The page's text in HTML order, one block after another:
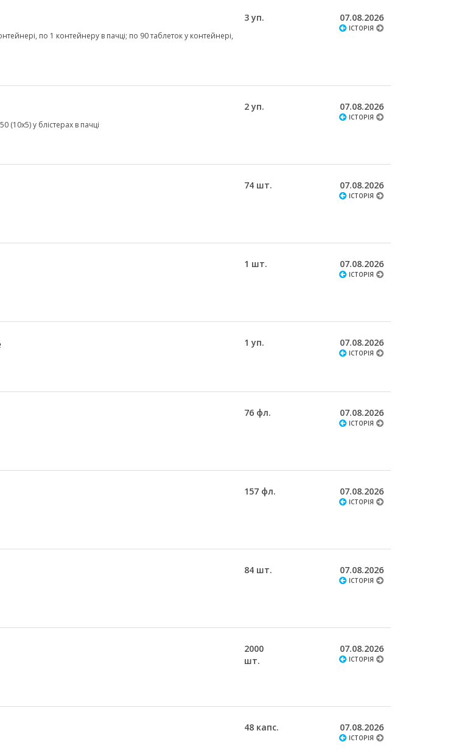
по 1 контейнеру в пачці; по 90 таблеток у контейнері,
3 уп. 07.08.2026
ІСТОРІЯ
(10х5) у блістерах в пачці
2 уп. 07.08.2026
ІСТОРІЯ
74 шт. 07.08.2026
ІСТОРІЯ
1 шт. 07.08.2026
ІСТОРІЯ
1 уп. 07.08.2026
ІСТОРІЯ
76 фл. 07.08.2026
ІСТОРІЯ
157 фл. 07.08.2026
ІСТОРІЯ
84 шт. 07.08.2026
ІСТОРІЯ
2000
шт.
07.08.2026
ІСТОРІЯ
48 капс. 07.08.2026
ІСТОРІЯ